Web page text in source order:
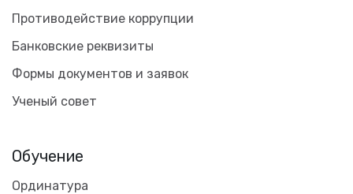
Противодействие коррупции
Банковские реквизиты
Формы документов и заявок
Ученый совет
Обучение
Ординатура